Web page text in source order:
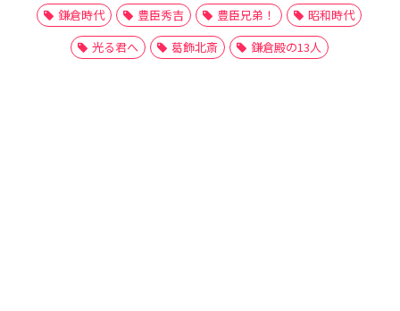
鎌倉時代
豊臣秀吉 豊臣兄弟！
昭和時代
光る君へ
葛飾北斎 鎌倉殿の13人